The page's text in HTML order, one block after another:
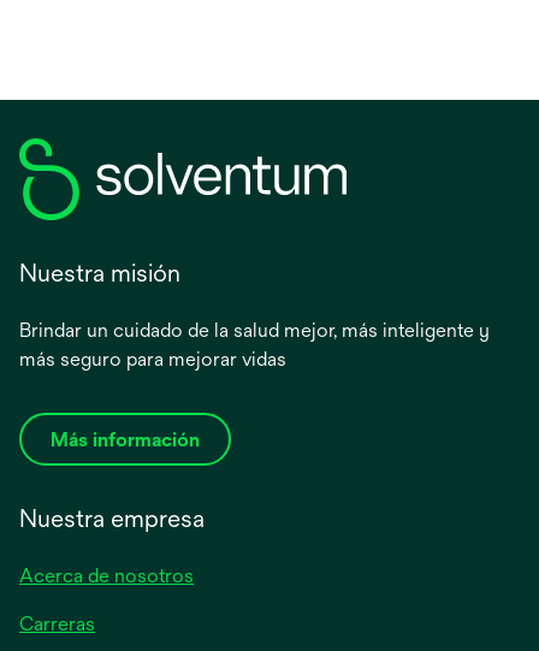
Nuestra misión
Brindar un cuidado de la salud mejor, más inteligente y
más seguro para mejorar vidas
Más información
Nuestra empresa
Acerca de nosotros
Carreras